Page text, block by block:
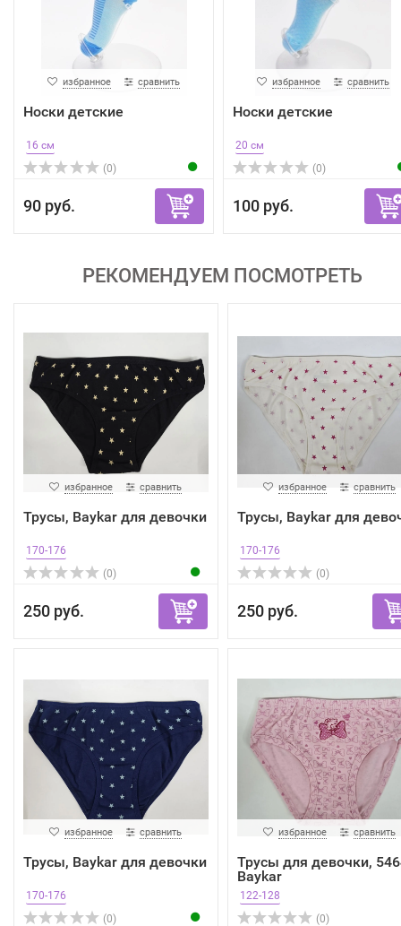
избранное сравнить
Носки детские
16 см
(0)
90 руб.
избранное сравнить
Носки детские
20 см
(0)
100 руб.
РЕКОМЕНДУЕМ ПОСМОТРЕТЬ
избранное сравнить
Трусы, Baykar для девочки
170-176
(0)
250 руб.
избранное сравнить
Трусы, Baykar для
170-176
(0)
250 руб.
избранное сравнить
Трусы, Baykar для девочки
170-176
(0)
избранное сравнить
Трусы для девочки,
Baykar
122-128
(0)